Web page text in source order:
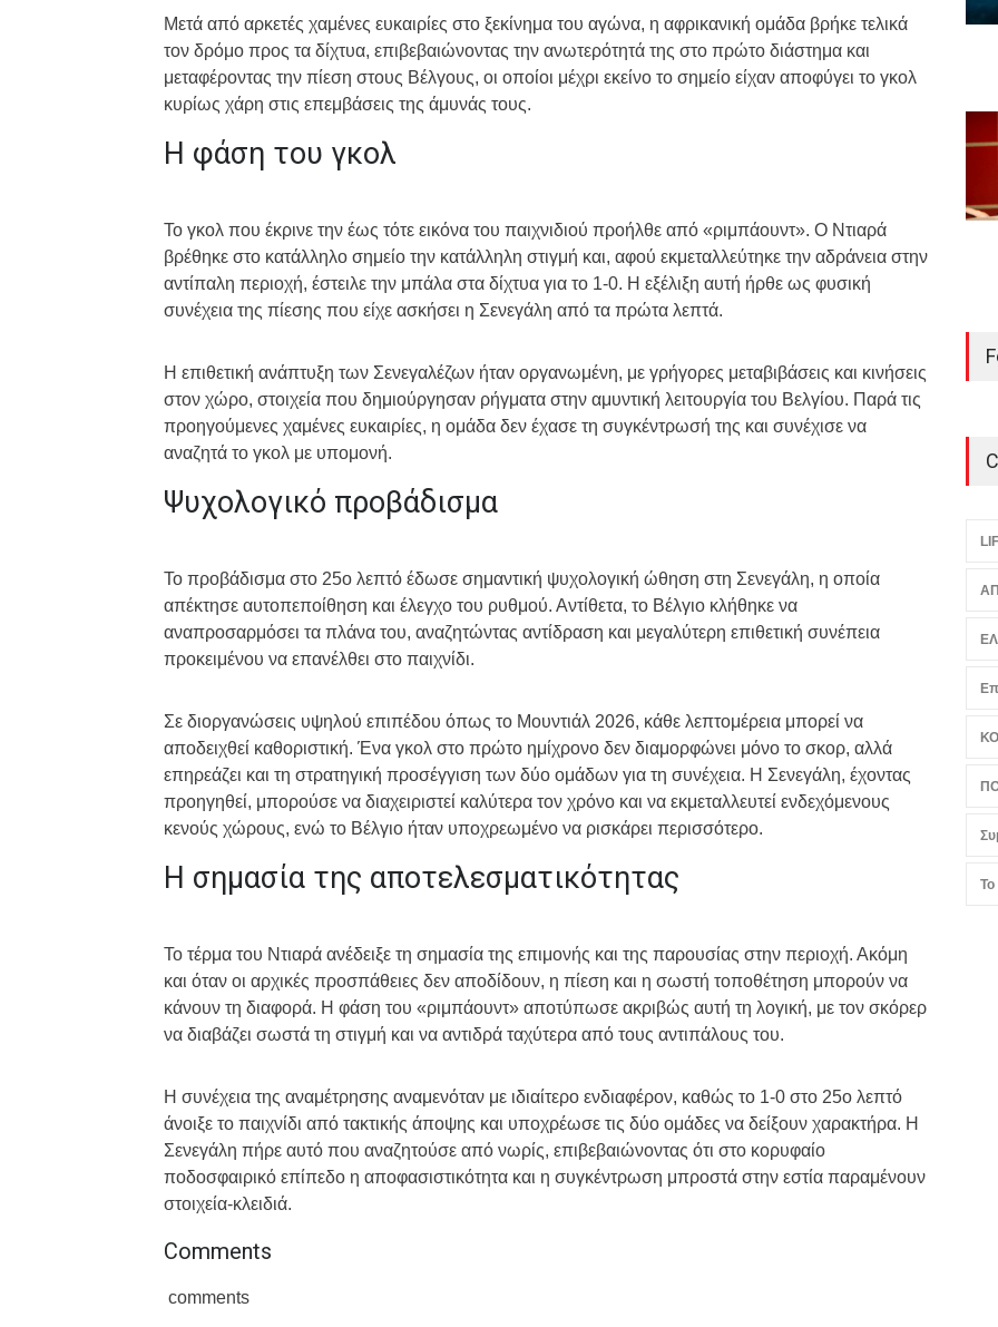
Μετά από αρκετές χαμένες ευκαιρίες στο ξεκίνημα του αγώνα, η αφρικανική ομάδα βρήκε τελικά
τον δρόμο προς τα δίχτυα, επιβεβαιώνοντας την ανωτερότητά της στο πρώτο διάστημα και
μεταφέροντας την πίεση στους Βέλγους, οι οποίοι μέχρι εκείνο το σημείο είχαν αποφύγει το γκολ
κυρίως χάρη στις επεμβάσεις της άμυνάς τους.
Η φάση του γκολ
Το γκολ που έκρινε την έως τότε εικόνα του παιχνιδιού προήλθε από «ριμπάουντ». Ο Ντιαρά
βρέθηκε στο κατάλληλο σημείο την κατάλληλη στιγμή και, αφού εκμεταλλεύτηκε την αδράνεια στην
αντίπαλη περιοχή, έστειλε την μπάλα στα δίχτυα για το 1-0. Η εξέλιξη αυτή ήρθε ως φυσική
συνέχεια της πίεσης που είχε ασκήσει η Σενεγάλη από τα πρώτα λεπτά.
Η επιθετική ανάπτυξη των Σενεγαλέζων ήταν οργανωμένη, με γρήγορες μεταβιβάσεις και κινήσεις
στον χώρο, στοιχεία που δημιούργησαν ρήγματα στην αμυντική λειτουργία του Βελγίου. Παρά τις
προηγούμενες χαμένες ευκαιρίες, η ομάδα δεν έχασε τη συγκέντρωσή της και συνέχισε να
αναζητά το γκολ με υπομονή.
Ψυχολογικό προβάδισμα
Το προβάδισμα στο 25ο λεπτό έδωσε σημαντική ψυχολογική ώθηση στη Σενεγάλη, η οποία
απέκτησε αυτοπεποίθηση και έλεγχο του ρυθμού. Αντίθετα, το Βέλγιο κλήθηκε να
αναπροσαρμόσει τα πλάνα του, αναζητώντας αντίδραση και μεγαλύτερη επιθετική συνέπεια
προκειμένου να επανέλθει στο παιχνίδι.
Σε διοργανώσεις υψηλού επιπέδου όπως το Μουντιάλ 2026, κάθε λεπτομέρεια μπορεί να
αποδειχθεί καθοριστική. Ένα γκολ στο πρώτο ημίχρονο δεν διαμορφώνει μόνο το σκορ, αλλά
επηρεάζει και τη στρατηγική προσέγγιση των δύο ομάδων για τη συνέχεια. Η Σενεγάλη, έχοντας
προηγηθεί, μπορούσε να διαχειριστεί καλύτερα τον χρόνο και να εκμεταλλευτεί ενδεχόμενους
κενούς χώρους, ενώ το Βέλγιο ήταν υποχρεωμένο να ρισκάρει περισσότερο.
Η σημασία της αποτελεσματικότητας
Το τέρμα του Ντιαρά ανέδειξε τη σημασία της επιμονής και της παρουσίας στην περιοχή. Ακόμη
και όταν οι αρχικές προσπάθειες δεν αποδίδουν, η πίεση και η σωστή τοποθέτηση μπορούν να
κάνουν τη διαφορά. Η φάση του «ριμπάουντ» αποτύπωσε ακριβώς αυτή τη λογική, με τον σκόρερ
να διαβάζει σωστά τη στιγμή και να αντιδρά ταχύτερα από τους αντιπάλους του.
Η συνέχεια της αναμέτρησης αναμενόταν με ιδιαίτερο ενδιαφέρον, καθώς το 1-0 στο 25ο λεπτό
άνοιξε το παιχνίδι από τακτικής άποψης και υποχρέωσε τις δύο ομάδες να δείξουν χαρακτήρα. Η
Σενεγάλη πήρε αυτό που αναζητούσε από νωρίς, επιβεβαιώνοντας ότι στο κορυφαίο
ποδοσφαιρικό επίπεδο η αποφασιστικότητα και η συγκέντρωση μπροστά στην εστία παραμένουν
στοιχεία-κλειδιά.
Comments
comments
Το